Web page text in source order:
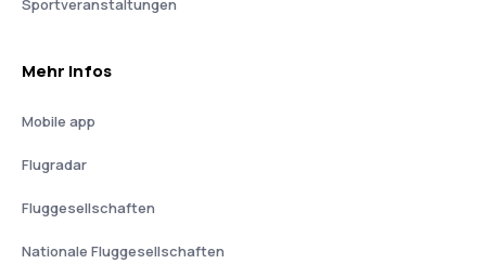
Sportveranstaltungen
Mehr Infos
Mobile app
Flugradar
Fluggesellschaften
Nationale Fluggesellschaften